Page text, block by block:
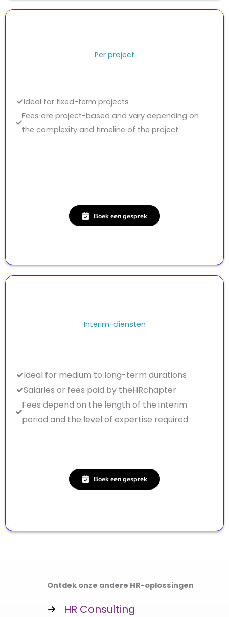
Per project
Ideal for fixed-term projects
Fees are project-based and vary depending on
the complexity and timeline of the project
Boek een gesprek
Interim-diensten
Ideal for medium to long-term durations
Salaries or fees paid by theHRchapter
Fees depend on the length of the interim
period and the level of expertise required
Boek een gesprek
Ontdek onze andere HR-oplossingen
HR Consulting